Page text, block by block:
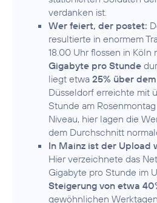
verdanken ist.
Wer feiert, der postet:
resultierte in enormem
18.00 Uhr flossen in Köln
Gigabyte pro Stunde
liegt etwa 25% über
Düsseldorf erreichte mit
Stunde am
Niveau, hier lagen die
dem Durchschnitt
In Mainz ist der Upload
Hier verzeichnete das
Gigabyte pro Stunde im
Steigerung von etwa
gewöhnlichen